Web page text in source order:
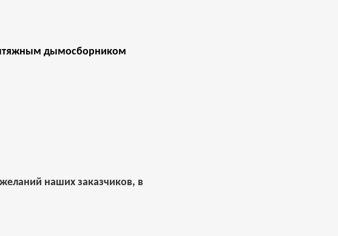
дымосборником
наших заказчиков, в